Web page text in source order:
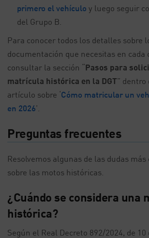
primero el vehículo y luego seguir
del Grupo B.
Para conocer todos los detalles sobre
documentación que necesitas en cada
consultar la sección “Pasos para
matrícula histórica en la DGT” dentro
artículo sobre ‘Cómo matricular un
en 2026’.
Preguntas frecuentes
Resolvemos algunas de las dudas
sobre las motos históricas.
¿Cuándo se considera una
histórica?
Según el Real Decreto 892/2024, de